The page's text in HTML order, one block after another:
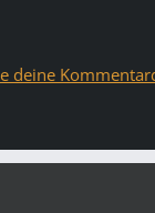
deine